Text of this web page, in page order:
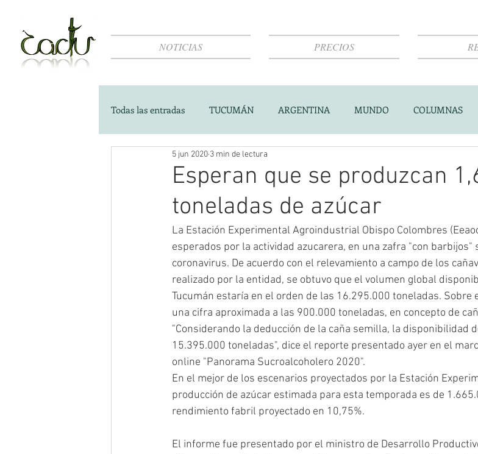
NOTICIAS PRECIOS
Todas las entradas TUCUMÁN ARGENTINA MUNDO COLUMNAS
Esperan que se produzcan
toneladas de azúcar
5 jun 2020 3 min de lectura
La Estación Experimental Agroindustrial Obispo Colombres
esperados por la actividad azucarera, en una zafra "con barbijos"
coronavirus. De acuerdo con el relevamiento a campo de los
realizado por la entidad, se obtuvo que el volumen global
Tucumán estaría en el orden de las 16.295.000 toneladas. Sobre
una cifra aproximada a las 900.000 toneladas, en concepto de
"Considerando la deducción de la caña semilla, la disponibilidad
15.395.000 toneladas", dice el reporte presentado ayer en el
online "Panorama Sucroalcoholero 2020".
En el mejor de los escenarios proyectados por la Estación
producción de azúcar estimada para esta temporada es de
rendimiento fabril proyectado en 10,75%.
El informe fue presentado por el ministro de Desarrollo